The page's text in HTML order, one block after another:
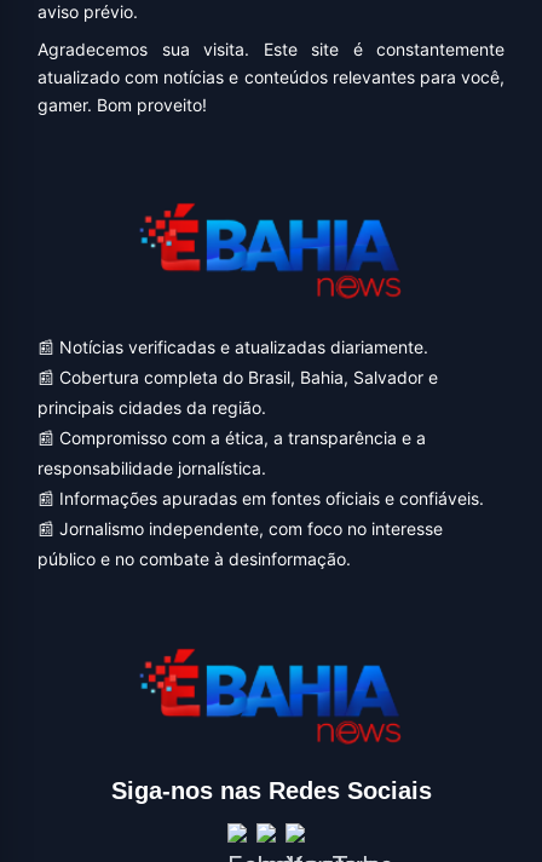
aviso prévio.
Agradecemos sua visita. Este site é constantemente
atualizado com notícias e conteúdos relevantes para você,
gamer. Bom proveito!
📰 Notícias verificadas e atualizadas diariamente.
📰 Cobertura completa do Brasil, Bahia, Salvador e
principais cidades da região.
📰 Compromisso com a ética, a transparência e a
responsabilidade jornalística.
📰 Informações apuradas em fontes oficiais e confiáveis.
📰 Jornalismo independente, com foco no interesse
público e no combate à desinformação.
Siga-nos nas Redes Sociais